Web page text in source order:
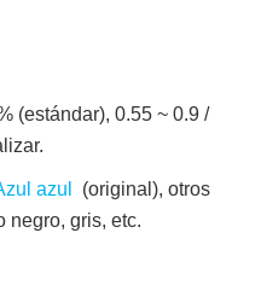
(estándar), 0.55 ~ 0.9 /
azul
(original), otros
negro, gris, etc.